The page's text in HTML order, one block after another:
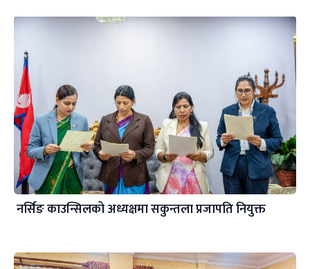
नर्सिङ काउन्सिलको अध्यक्षमा सकुन्तला प्रजापति नियुक्त